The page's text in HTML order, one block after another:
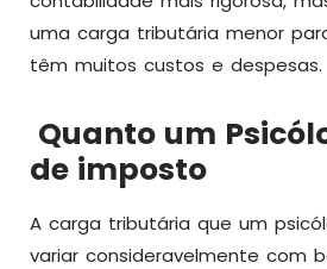
uma carga tributária menor
têm muitos custos e despesas.
Quanto um
de imposto
A carga tributária que um
variar consideravelmente com